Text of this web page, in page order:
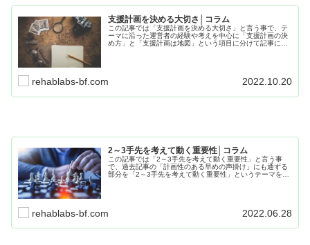
支援計画を決める大切さ│コラム
この記事では「支援計画を決める大切さ」と言う事で、テ
ーマに沿った運営者の経験や考えを中心に「支援計画の決
め方」と「支援計画は地図」という項目に分けて記事にま
rehablabs-bf.com 2022.10.20
2～3手先を考えて動く重要性│コラム
この記事では「2～3手先を考えて動く重要性」と言う事
で、過去記事の「計画性のある早めの声掛け」にも通ずる
部分を「2～3手先を考えて動く重要性」というテーマを
rehablabs-bf.com 2022.06.28